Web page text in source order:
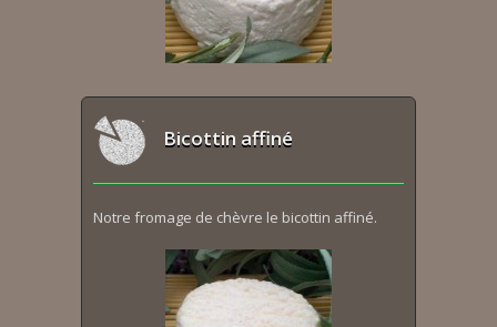
Bicottin affiné
Notre fromage de chèvre le bicottin affiné.